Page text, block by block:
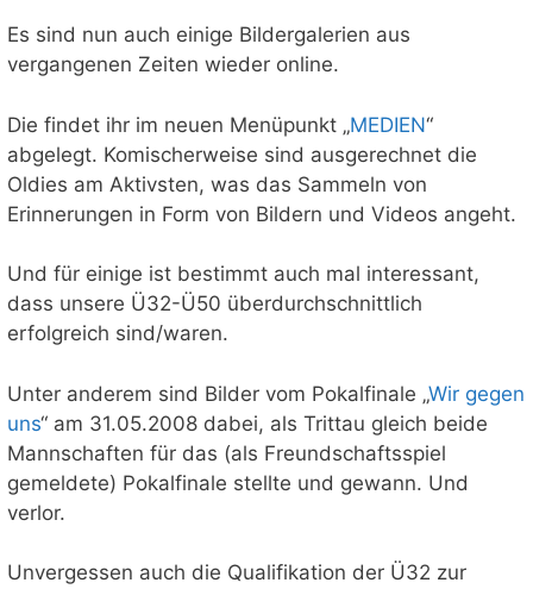
Es sind nun auch einige Bildergalerien aus
vergangenen Zeiten wieder online.
Die findet ihr im neuen Menüpunkt „MEDIEN“
abgelegt. Komischerweise sind ausgerechnet die
Oldies am Aktivsten, was das Sammeln von
Erinnerungen in Form von Bildern und Videos angeht.
Und für einige ist bestimmt auch mal interessant,
dass unsere Ü32-Ü50 überdurchschnittlich
erfolgreich sind/waren.
Unter anderem sind Bilder vom Pokalfinale „Wir gegen
uns“ am 31.05.2008 dabei, als Trittau gleich beide
Mannschaften für das (als Freundschaftsspiel
gemeldete) Pokalfinale stellte und gewann. Und
verlor.
Unvergessen auch die Qualifikation der Ü32 zur